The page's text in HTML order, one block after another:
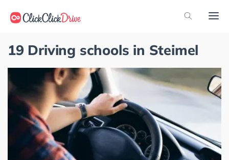
19 Driving schools in Steimel